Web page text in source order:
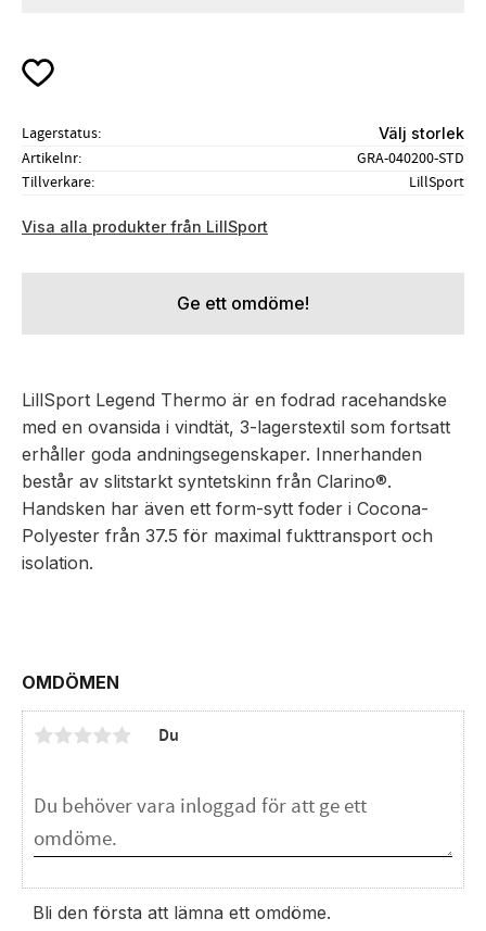
Lägg till i favoriter
Lagerstatus Välj storlek
Artikelnr
GRA-040200-STD
Tillverkare
LillSport
Visa alla produkter från LillSport
Ge ett omdöme!
LillSport Legend Thermo är en fodrad racehandske
med en ovansida i vindtät, 3-lagerstextil som fortsatt
erhåller goda andningsegenskaper. Innerhanden
består av slitstarkt syntetskinn från Clarino®.
Handsken har även ett form-sytt foder i Cocona-
Polyester från 37.5 för maximal fukttransport och
isolation.
OMDÖMEN
Du
Bli den första att lämna ett omdöme.